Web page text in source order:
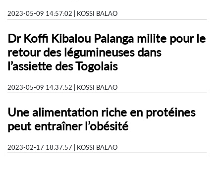
2023-05-09 14:57:02 | KOSSI BALAO
Dr Koffi Kibalou Palanga milite pour le
retour des légumineuses dans
l’assiette des Togolais
2023-05-09 14:37:52 | KOSSI BALAO
Une alimentation riche en protéines
peut entraîner l’obésité
2023-02-17 18:37:57 | KOSSI BALAO